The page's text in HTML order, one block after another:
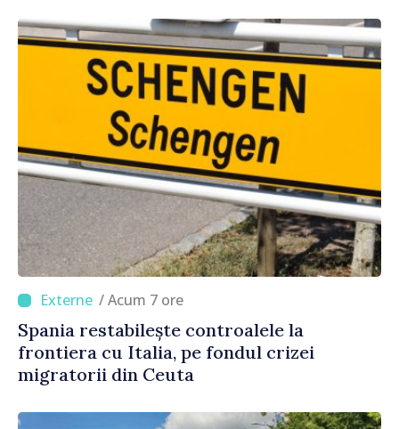
/ Acum 7 ore
Spania restabilește controalele la
frontiera cu Italia, pe fondul crizei
migratorii din Ceuta